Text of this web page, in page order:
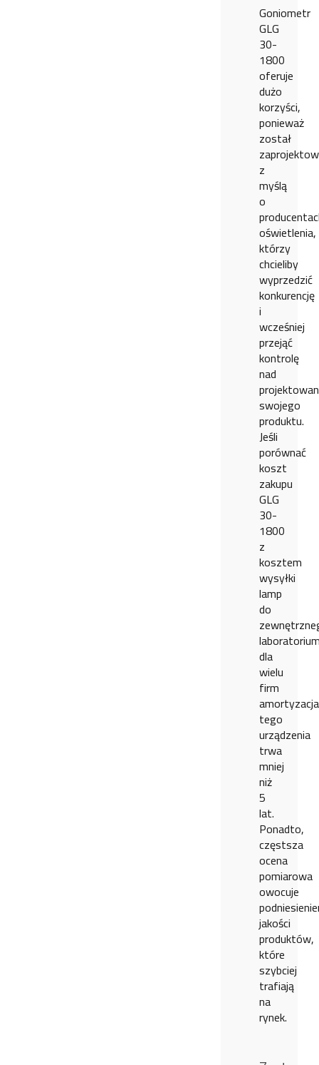
Goniometr
GLG
30-
1800
oferuje
dużo
korzyści,
ponieważ
został
z
myślą
o
oświetlenia,
którzy
chcieliby
wyprzedzić
konkurencję
i
wcześniej
przejąć
kontrolę
nad
swojego
produktu.
Jeśli
porównać
koszt
zakupu
GLG
30-
1800
z
kosztem
wysyłki
lamp
do
dla
wielu
firm
amortyzacja
tego
urządzenia
trwa
mniej
niż
5
lat.
Ponadto,
częstsza
ocena
pomiarowa
owocuje
jakości
produktów,
które
szybciej
trafiają
na
rynek.